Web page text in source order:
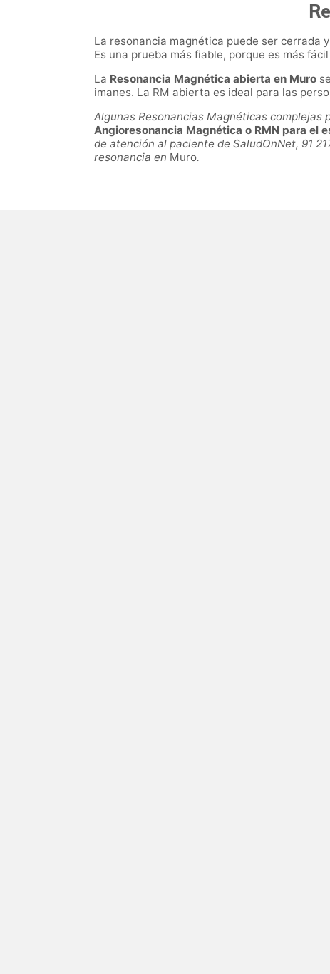
La resonancia magnética puede ser cerrada
Es una prueba más fiable, porque es más
La Resonancia Magnética abierta en Muro
imanes. La RM abierta es ideal para las
Algunas Resonancias Magnéticas
Angioresonancia Magnética o RMN para el
de atención al paciente de SaludOnNet, 91
resonancia en Muro.